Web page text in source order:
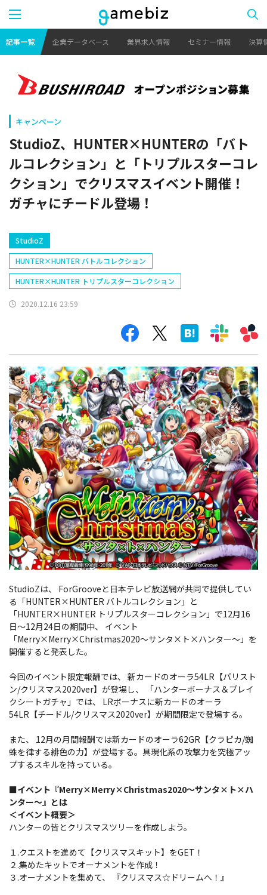
記事一覧 企業データベース 業界求人情報 セミナー情報 決算
キャンペーン
​StudioZ、HUNTER×HUNTERの「バト
ルコレクション」と「トリプルスターコレ
クション」でクリスマスイベント開催！
ガチャにチードル登場！
StudioZ
HUNTER×HUNTER バトルコレクション
HUNTER×HUNTER トリプルスターコレクション
2020.12.16 23:59
StudioZは、 ForGrooveと日本テレビ放送網が共同で提供してい
る「HUNTER×HUNTER バトルコレクション」と
「HUNTER×HUNTER トリプルスターコレクション」で12月16
日～12月24日の期間中、 イベント
「Merry×Merry×Christmas2020～サンタ×ト×ハンター～」を
開催すると発表した。
今回のイベント限定報酬では、 新カードのオーラ54LR【パリスト
ン/クリスマス2020ver】が登場し、 「ハンターボーナス＆ブレイ
クシートガチャ」では、 LRボーナスに新カードのオーラ
54LR【チードル/クリスマス2020ver】が期間限定で登場する。
また、 12月の月間報酬では新カードのオーラ62GR【クラピカ/蜘
蛛を律する緋色の力】が登場する。具現化系の攻撃力を究極アッ
プするスキルを持っている。
■イベント『Merry×Merry×Christmas2020～サンタ×ト×ハ
ンター～』とは
＜イベント概要＞
ハンターの皆とクリスマスツリーを作成しよう。
１.クエストを進めて【クリスマスキット】をGET！
２.集めたキットでオーナメントを作成！
３.オーナメントを集めて、 『クリスマス☆ドリームへ！』